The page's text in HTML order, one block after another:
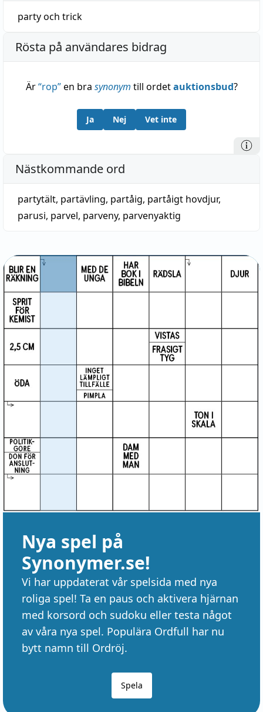
partyoch trick
Rösta på användares bidrag
Är“rop”en bra synonym till ordetauktionsbud?
Ja Nej Vet inte
Nästkommande ord
partytält, partävling, partåig, partåigt hovdjur,
parusi, parvel, parveny, parvenyaktig
Nya spel på
Synonymer.se!
Vi har uppdaterat vår spelsida med nya
roliga spel! Ta en paus och aktivera hjärnan
med korsord och sudoku eller testa något
av våra nya spel. Populära Ordfull har nu
bytt namn till Ordröj.
Spela